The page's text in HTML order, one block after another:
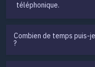
téléphonique.
Combien de temps puis-
?